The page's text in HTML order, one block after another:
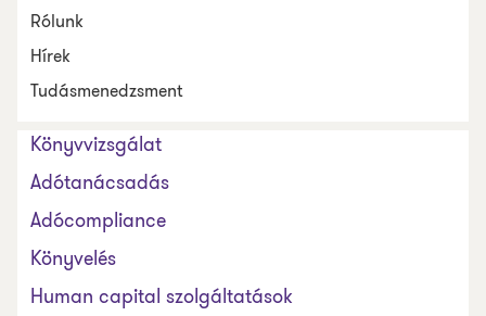
Rólunk
Hírek
Tudásmenedzsment
Könyvvizsgálat
Adótanácsadás
Adócompliance
Könyvelés
Human capital szolgáltatások